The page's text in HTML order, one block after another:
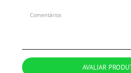
AVALIAR